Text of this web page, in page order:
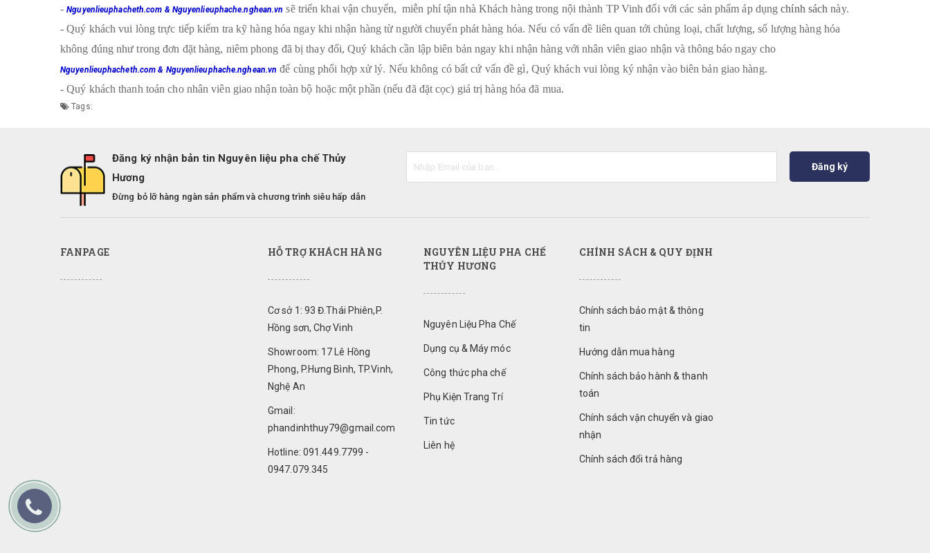
-Nguyenlieuphacheth.com & Nguyenlieuphache.nghean.vn sẽ triển khai vận chuyển, miễn phí tận nhà Khách hàng trong nội thành TP Vinh đối với các sản phẩm áp dụngchính sách này.
- Quý khách vui lòng trực tiếp kiểm tra kỹ hàng hóa ngay khi nhận hàng từ người chuyển phát hàng hóa. Nếu có vấn đề liên quan tới chủng loại, chất lượng, số lượng hàng hóa
không đúng như trong đơn đặt hàng, niêm phong đã bị thay đổi, Quý khách cần lập biên bản ngay khi nhận hàng với nhân viên giao nhận và thông báo ngay cho
Nguyenlieuphacheth.com & Nguyenlieuphache.nghean.vn để cùng phối hợp xử lý. Nếu không có bất cứ vấn đề gì, Quý khách vui lòng ký nhận vào biên bản giao hàng.
- Quý khách thanh toán cho nhân viên giao nhận toàn bộ hoặc một phần (nếu đã đặt cọc) giá trị hàng hóa đã mua.
Tags:
Đăng ký nhận bản tin Nguyên liệu pha chế Thủy
Hương
Đừng bỏ lỡ hàng ngàn sản phẩm và chương trình siêu hấp dẫn
Đăng ký
FANPAGE HỖ TRỢ KHÁCH HÀNG
Cơ sở 1: 93 Đ.Thái Phiên,P.
Hồng sơn, Chợ Vinh
Showroom: 17 Lê Hồng
Phong, P.Hưng Bình, TP.Vinh,
Nghệ An
Gmail:
phandinhthuy79@gmail.com
Hotline: 091.449.7799 -
0947.079.345
NGUYÊN LIỆU PHA CHẾ
THỦY HƯƠNG
Nguyên Liệu Pha Chế
Dụng cụ & Máy móc
Công thức pha chế
Phụ Kiện Trang Trí
Tin tức
Liên hệ
CHÍNH SÁCH & QUY ĐỊNH
Chính sách bảo mật & thông
tin
Hướng dẫn mua hàng
Chính sách bảo hành & thanh
toán
Chính sách vận chuyển và giao
nhận
Chính sách đổi trả hàng